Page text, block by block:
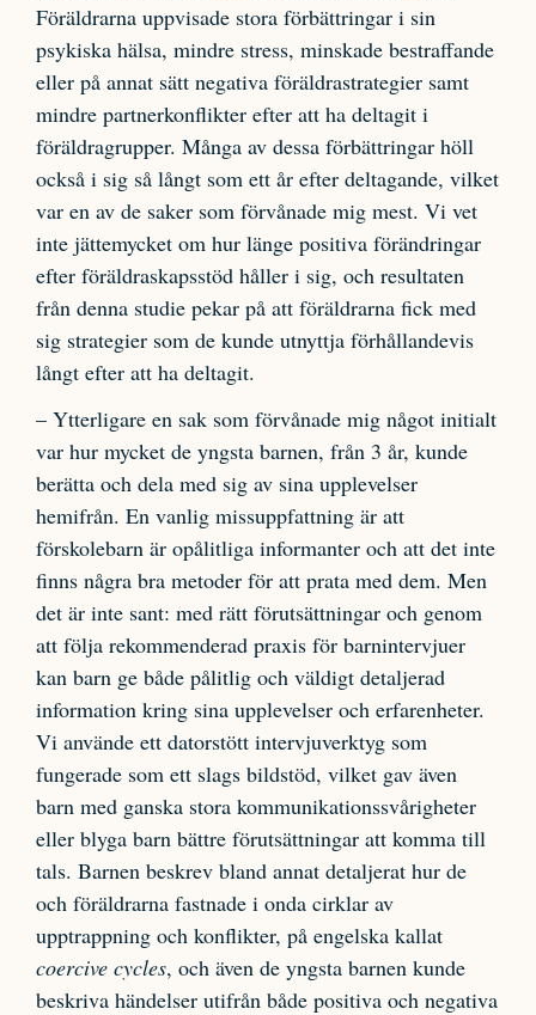
Föräldrarna uppvisade stora förbättringar i sin
psykiska hälsa, mindre stress, minskade bestraffande
eller på annat sätt negativa föräldrastrategier samt
mindre partnerkonflikter efter att ha deltagit i
föräldragrupper. Många av dessa förbättringar höll
också i sig så långt som ett år efter deltagande, vilket
var en av de saker som förvånade mig mest. Vi vet
inte jättemycket om hur länge positiva förändringar
efter föräldraskapsstöd håller i sig, och resultaten
från denna studie pekar på att föräldrarna fick med
sig strategier som de kunde utnyttja förhållandevis
långt efter att ha deltagit.
– Ytterligare en sak som förvånade mig något initialt
var hur mycket de yngsta barnen, från 3 år, kunde
berätta och dela med sig av sina upplevelser
hemifrån. En vanlig missuppfattning är att
förskolebarn är opålitliga informanter och att det inte
finns några bra metoder för att prata med dem. Men
det är inte sant: med rätt förutsättningar och genom
att följa rekommenderad praxis för barnintervjuer
kan barn ge både pålitlig och väldigt detaljerad
information kring sina upplevelser och erfarenheter.
Vi använde ett datorstött intervjuverktyg som
fungerade som ett slags bildstöd, vilket gav även
barn med ganska stora kommunikationssvårigheter
eller blyga barn bättre förutsättningar att komma till
tals. Barnen beskrev bland annat detaljerat hur de
och föräldrarna fastnade i onda cirklar av
upptrappning och konflikter, på engelska kallat
coercive cycles, och även de yngsta barnen kunde
beskriva händelser utifrån både positiva och negativa